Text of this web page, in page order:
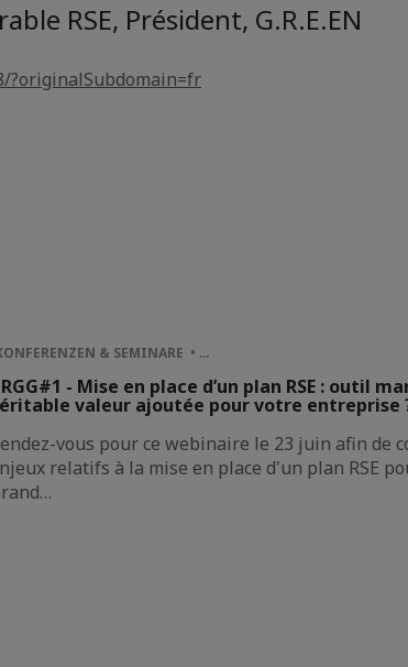
RSE, Président, G.R.E.EN
?originalSubdomain=fr
& SEMINARE • …
- Mise en place d’un plan RSE : outil
valeur ajoutée pour votre entreprise
vous pour ce webinaire le 23 juin afin de
relatifs à la mise en place d'un plan RSE